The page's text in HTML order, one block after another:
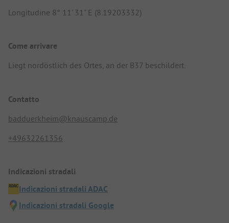
Longitudine 8° 11' 31" E (8.19203332)
Come arrivare
Liegt nordöstlich des Ortes, an der B37 beschildert.
Contatto
badduerkheim@knauscamp.de
+49632261356
Indicazioni stradali
Indicazioni stradali ADAC
Indicazioni stradali Google